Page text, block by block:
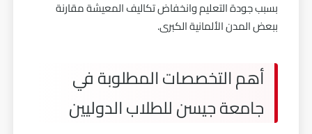
بسبب جودة التعليم وانخفاض تكاليف المعيشة مقارنة
ببعض المدن الألمانية الكبرى.
أهم التخصصات المطلوبة في
جامعة جيسن للطلاب الدوليين